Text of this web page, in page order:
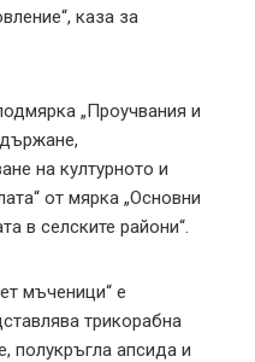
каза за
„Проучвания и
на културното и
от мярка „Основни
в селските райони“.
мъченици“ е
трикорабна
полукръгла апсида и